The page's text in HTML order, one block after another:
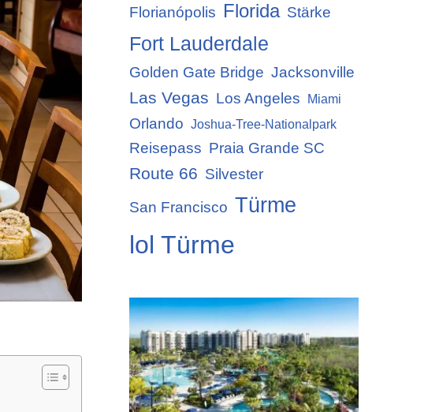
Florianópolis Florida Stärke
Fort Lauderdale
Golden Gate Bridge Jacksonville
Las Vegas Los Angeles Miami
Orlando Joshua-Tree-Nationalpark
Reisepass Praia Grande SC
Route 66 Silvester
San Francisco Türme
lol Türme